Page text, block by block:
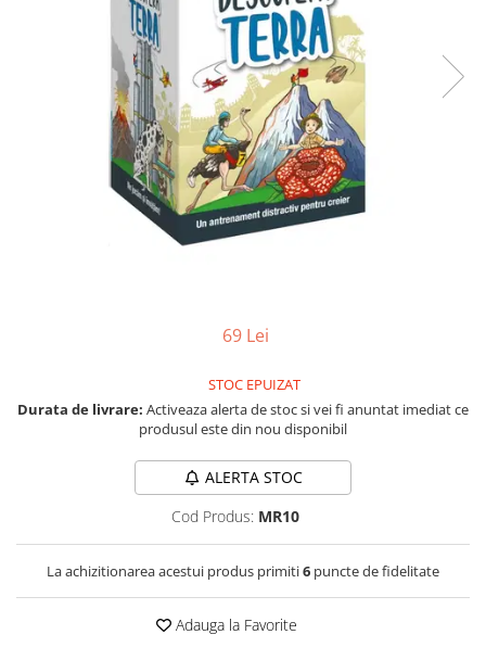
Jocuri pentru o persoana
Jocuri pentru 2 persoane
Game cunoscute
Jocuri de societate in limba
romana
69 Lei
STOC EPUIZAT
Durata de livrare: Activeaza alerta de stoc si vei fi anuntat imediat ce
produsul este din nou disponibil
ALERTA STOC
Cod Produs: MR10
La achizitionarea acestui produs primiti6 puncte de fidelitate
Adauga la Favorite